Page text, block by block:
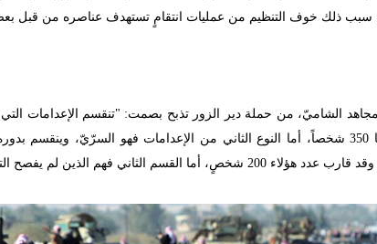
سبب ذلك خوف التنظيم من عمليات انتقامٍ تستهدف عناصره من قبل بعض
الشاميّ، من حملة دير الزور تذبح بصمت: "تنقسم الإعدامات التي
وقد قارب عدد ضحاياها 350 شخصاً، أما النوع الثاني من الإعدامات فهو السرّيّ،
الذين لم يفصح التنظيم عن مصيرهم، ويبلغ عددهم 450 شخصاً".